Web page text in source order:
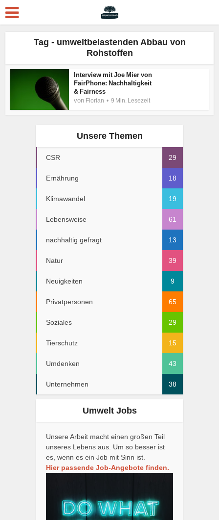
Tag - umweltbelastenden Abbau von
Rohstoffen
Interview mit Joe Mier von
FairPhone: Nachhaltigkeit
& Fairness
von Florian 9 Min. Lesezeit
Unsere Themen
CSR 29
Ernährung 18
Klimawandel 19
Lebensweise 61
nachhaltig gefragt 13
Natur 39
Neuigkeiten 9
Privatpersonen 65
Soziales 29
Tierschutz 15
Umdenken 43
Unternehmen 38
Umwelt Jobs
Unsere Arbeit macht einen großen Teil
unseres Lebens aus. Um so besser ist
es, wenn es ein Job mit Sinn ist.
Hier passende Job-Angebote finden.